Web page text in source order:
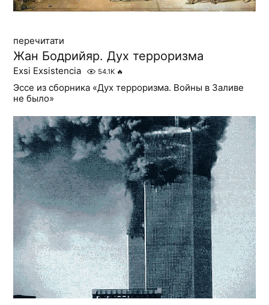
перечитати
Жан Бодрийяр. Дух терроризма
Exsi Exsistencia 54.1K 🔥
Эссе из сборника «Дух терроризма. Войны в Заливе
не было»